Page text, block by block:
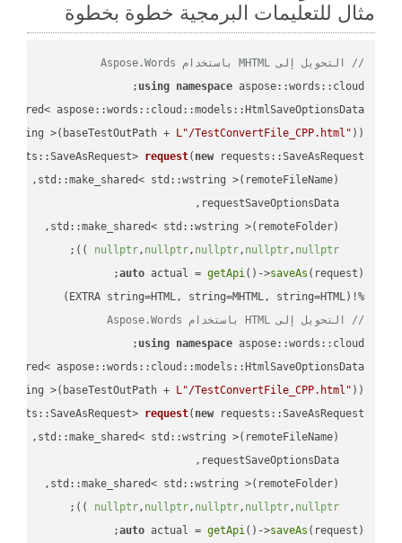
مثال للتعليمات البرمجية خطوة بخطوة
// التحويل إلى MHTML باستخدام Aspose.Words
using namespace aspose::words::cloud;
>(baseTestOutPath + L"/TestConvertFile_CPP.html" ));
request( new
nullptr, nullptr, nullptr, nullptr, nullptr
))
;
auto actual = getApi()->saveAs
%!(EXTRA string=HTML, string=MHTML, string=HTML)
// التحويل إلى HTML باستخدام Aspose.Words
using namespace aspose::words::cloud;
>(baseTestOutPath + L"/TestConvertFile_CPP.html" ));
request( new
nullptr, nullptr, nullptr, nullptr, nullptr
))
;
auto actual = getApi()->saveAs